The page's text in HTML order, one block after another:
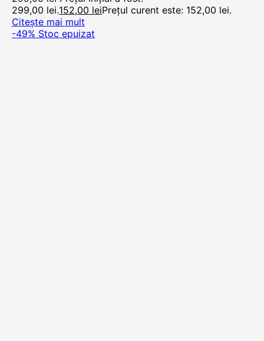
299,00 lei.152,00 leiPrețul curent este: 152,00 lei.
Citește mai mult
-49% Stoc epuizat